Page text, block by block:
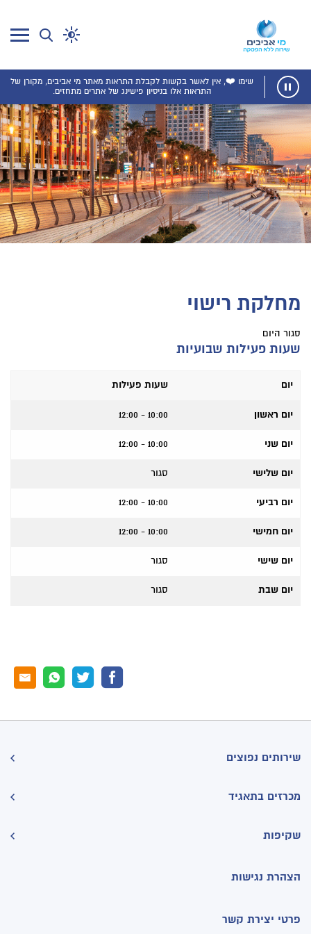
שימו ❤️, אין לאשר בקשות לקבלת התראות מאתר מי אביבים, מקורן של
התראות אלו בניסיון פישינג של אתרים מתחזים.
מחלקת רישוי
סגור היום
שעות פעילות שבועיות
יום שעות פעילות
יום ראשון 10:00 - 12:00
יום שני 10:00 - 12:00
יום שלישי סגור
יום רביעי 10:00 - 12:00
יום חמישי 10:00 - 12:00
יום שישי סגור
יום שבת סגור
שירותים נפוצים
מכרזים בתאגיד
שקיפות
הצהרת נגישות
פרטי יצירת קשר